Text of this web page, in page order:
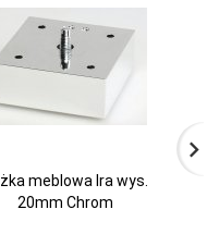
meblowa Ira wys.
20mm Chrom